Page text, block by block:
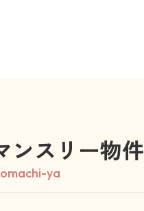
ンスリー物件
ya